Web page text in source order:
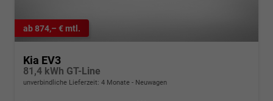
ab 874,– € mtl.
Kia EV3
81,4 kWh GT-Line
unverbindliche Lieferzeit: 4 Monate Neuwagen